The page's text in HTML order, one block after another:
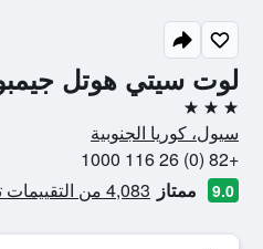
لوت سيتي هوتل
3 نجوم
سيول، كوريا الجنوبية
+82 (0) 26 116 1000
9.0 ممتاز 4,083 من التقييمات تم التحقق منها